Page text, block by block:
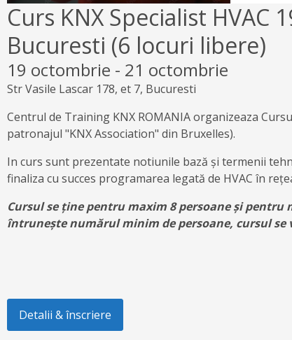
Curs KNX Specialist HVAC
Bucuresti (6 locuri libere)
19 octombrie - 21 octombrie
Str Vasile Lascar 178, et 7, Bucuresti
Centrul de Training KNX ROMANIA organizeaza
patronajul "KNX Association" din Bruxelles).
In curs sunt prezentate notiunile bază și termenii
finaliza cu succes programarea legată de HVAC în
Cursul se ține pentru maxim 8 persoane și pentru
întrunește numărul minim de persoane, cursul se
Detalii & înscriere